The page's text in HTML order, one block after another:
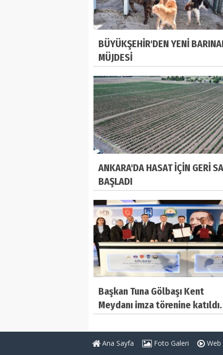
BÜYÜKŞEHİR'DEN YENİ
MÜJDESİ
ANKARA'DA HASAT İÇİN GERİ
BAŞLADI
Başkan Tuna Gölbaşı Kent
Meydanı imza törenine katıldı.
Ana Sayfa Foto Galeri Web